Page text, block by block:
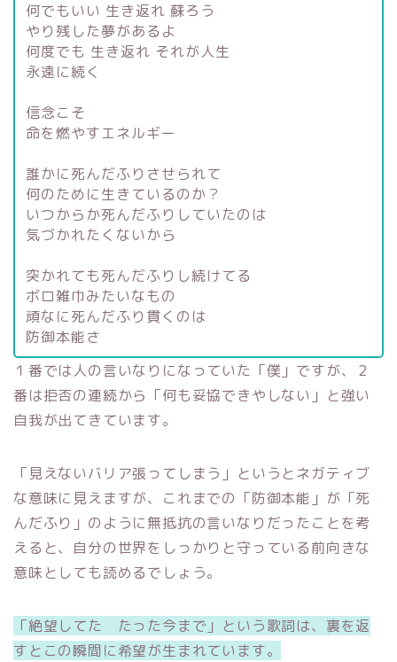
何でもいい 生き返れ 蘇ろう
やり残した夢があるよ
何度でも 生き返れ それが人生
永遠に続く
信念こそ
命を燃やすエネルギー
誰かに死んだふりさせられて
何のために生きているのか？
いつからか死んだふりしていたのは
気づかれたくないから
突かれても死んだふりし続けてる
ボロ雑巾みたいなもの
頑なに死んだふり貫くのは
防御本能さ
１番では人の言いなりになっていた「僕」ですが、２
番は拒否の連続から「何も妥協できやしない」と強い
自我が出てきています。
「見えないバリア張ってしまう」というとネガティブ
な意味に見えますが、これまでの「防御本能」が「死
んだふり」のように無抵抗の言いなりだったことを考
えると、自分の世界をしっかりと守っている前向きな
意味としても読めるでしょう。
「絶望してた たった今まで」という歌詞は、裏を返
すとこの瞬間に希望が生まれています。